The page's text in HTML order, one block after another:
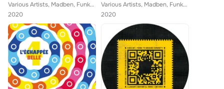
Various Artists, Madben, Funkbrothas, Manuel-M, François V, Jabbar
2020
Various Artists, Madben, Funkbrothas, Manuel-M, François V, Jabbar
2020